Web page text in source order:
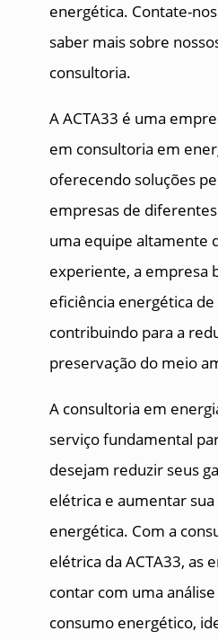
energética. Contate-
saber mais sobre
consultoria.
A ACTA33 é uma
em consultoria em
oferecendo soluções
empresas de
uma equipe altamente
experiente, a empresa
eficiência energética
contribuindo para a
preservação do meio
A consultoria em
serviço fundamental
desejam reduzir seus
elétrica e aumentar
energética. Com a
elétrica da ACTA33, as
contar com uma
consumo energético,